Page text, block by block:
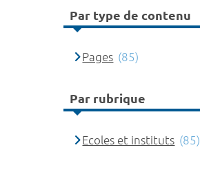
Par type de contenu
Pages (85)
Par rubrique
Ecoles et instituts (85)